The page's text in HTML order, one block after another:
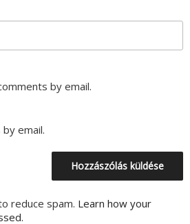
by email.
email.
reduce spam. Learn how your